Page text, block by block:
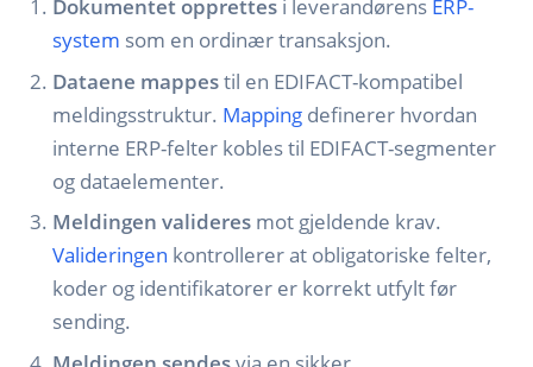
Dokumentet opprettesi leverandørens ERP-
system som en ordinær transaksjon.
Dataene mappestil en EDIFACT-kompatibel
meldingsstruktur. Mappingdefinerer hvordan
interne ERP-felter kobles til EDIFACT-segmenter
og dataelementer.
Meldingen valideresmot gjeldende krav.
Valideringen kontrollerer at obligatoriske felter,
koder og identifikatorer er korrekt utfylt før
sending.